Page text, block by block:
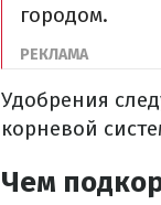
городом.
Удобрения
корневой
Чем